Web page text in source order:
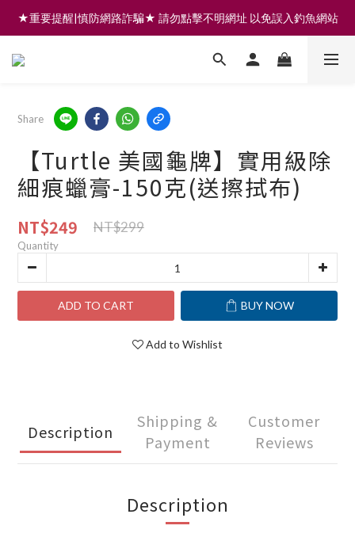
註冊會員享200元購物金 | 全館滿999免運 | 可門市取貨/安裝
★重要提醒|慎防網路詐騙★ 請勿點擊不明網址 以免誤入釣魚網站
註冊會員享200元購物金 | 全館滿999免運 | 可門市取貨/安裝
Share
【Turtle 美國龜牌】實用級除
細痕蠟膏-150克(送擦拭布)
NT$249 NT$299
Quantity
ADD TO CART BUY NOW
Add to Wishlist
Description
Shipping &
Payment
Customer
Reviews
Description